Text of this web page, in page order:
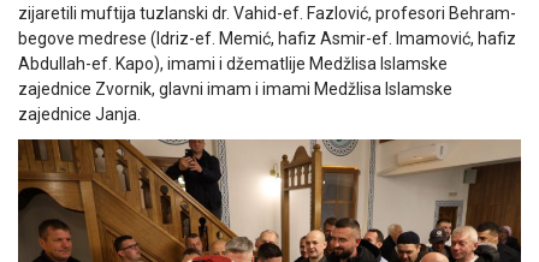
zijaretili muftija tuzlanski dr. Vahid-ef. Fazlović, profesori Behram-
begove medrese (Idriz-ef. Memić, hafiz Asmir-ef. Imamović, hafiz
Abdullah-ef. Kapo), imami i džematlije Medžlisa Islamske
zajednice Zvornik, glavni imam i imami Medžlisa Islamske
zajednice Janja.